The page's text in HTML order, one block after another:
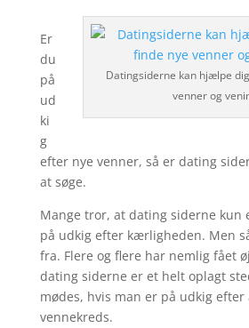
Datingsiderne kan hjælpe
venner og
Er
du
på
ud
ki
g
efter nye venner, så er dating
at søge.
Mange tror, at dating siderne kun
på udkig efter kærligheden. Men
fra. Flere og flere har nemlig fået
dating siderne er et helt oplagt
mødes, hvis man er på udkig
vennekreds.